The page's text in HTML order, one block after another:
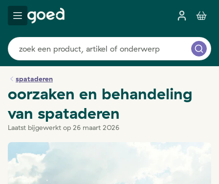
spataderen
oorzaken en behandeling
van spataderen
Laatst bijgewerkt op 26 maart 2026